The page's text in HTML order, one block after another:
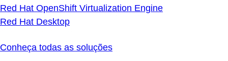
Red Hat OpenShift Virtualization Engine
Red Hat Desktop
Conheça todas as soluções